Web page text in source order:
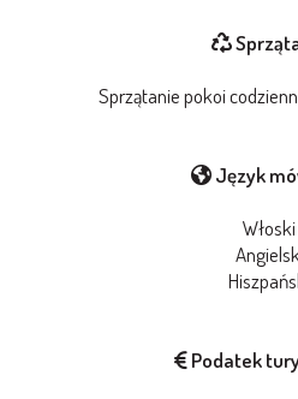
Sprzątanie pokoi
Język
Włoski
Podatek